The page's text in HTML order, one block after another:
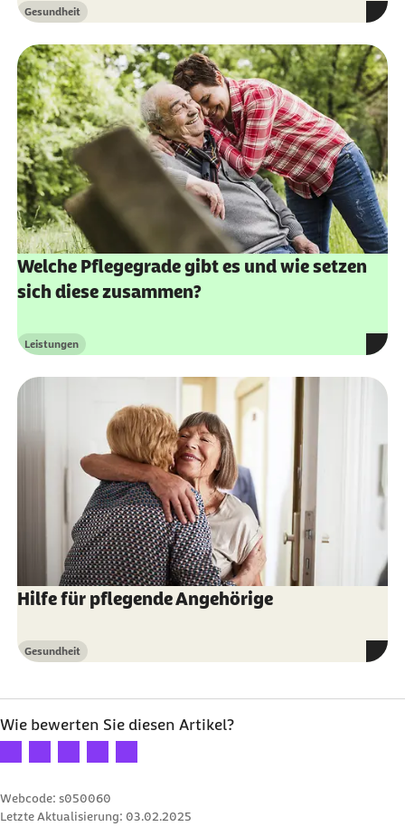
Kategorie
Gesundheit
Welche Pflegegrade gibt es und wie setzen
sich diese zusammen?
Kategorie
Leistungen
Hilfe für pflegende Angehörige
Kategorie
Gesundheit
Wie bewerten Sie diesen Artikel?
Ihre Bewertung: 1 Stern
Ihre Bewertung: 2 Sterne
Ihre Bewertung: 3 Sterne
Ihre Bewertung: 4 Sterne
Ihre Bewertung: 5 Sterne
Webcode: s050060
Letzte Aktualisierung: 03.02.2025